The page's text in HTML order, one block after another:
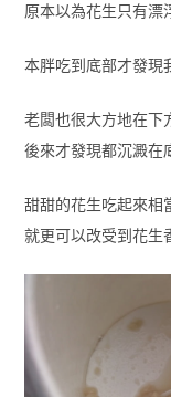
原本以為花生只有漂
本胖吃到底部才發現
老闆也很大方地在下
後來才發現都沉澱在
甜甜的花生吃起來相
就更可以改受到花生